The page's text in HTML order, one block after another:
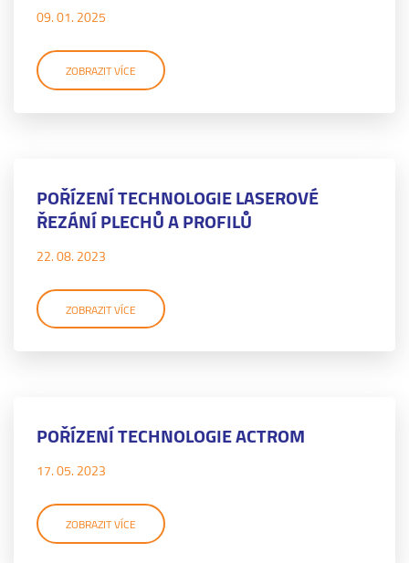
09. 01. 2025
ZOBRAZIT VÍCE
POŘÍZENÍ TECHNOLOGIE LASEROVÉ
ŘEZÁNÍ PLECHŮ A PROFILŮ
22. 08. 2023
ZOBRAZIT VÍCE
POŘÍZENÍ TECHNOLOGIE ACTROM
17. 05. 2023
ZOBRAZIT VÍCE